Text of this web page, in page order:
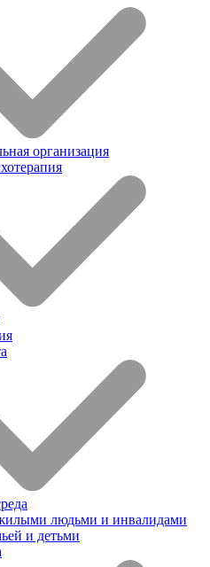
организация
людьми и инвалидами
и детьми